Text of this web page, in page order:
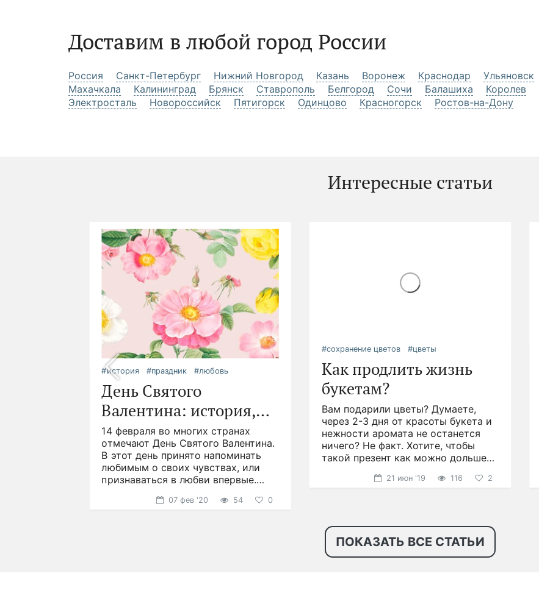
Доставим в любой город России
Россия Санкт-Петербург Нижний Новгород Казань Воронеж Краснодар Ульяновск
Махачкала
Калининград Брянск Ставрополь Белгород Сочи Балашиха Королев
Электросталь
Новороссийск Пятигорск Одинцово Красногорск
Ростов-на-Дону
Интересные статьи
#история #праздник #любовь
День Святого
Валентина: история,
традиции и подарки
14 февраля во многих странах
отмечают День Святого Валентина.
В этот день принято напоминать
любимым о своих чувствах, или
признаваться в любви впервые.
07 фев '20 54 0
#сохранение цветов #цветы
Как продлить жизнь
букетам?
Вам подарили цветы? Думаете,
через 2-3 дня от красоты букета и
нежности аромата не останется
ничего? Не факт. Хотите, чтобы
такой презент как можно дольше
ПОКАЗАТЬ ВСЕ СТАТЬИ